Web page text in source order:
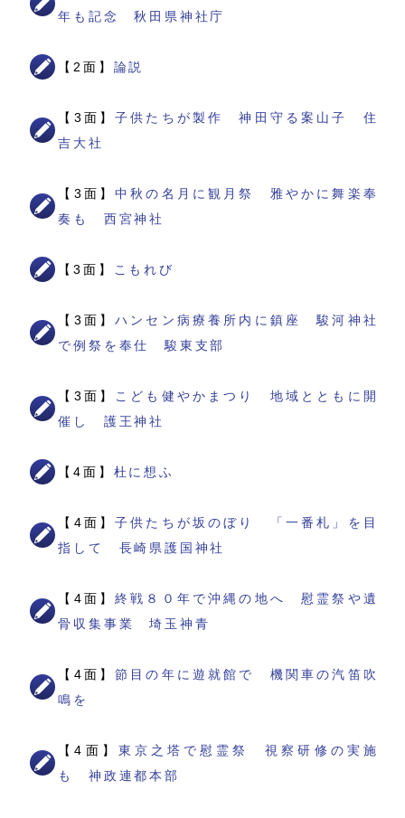
年も記念 秋田県神社庁
【2面】 論説
【3面】子供たちが製作 神田守る案山子 住
吉大社
【3面】中秋の名月に観月祭 雅やかに舞楽奉
奏も 西宮神社
【3面】 こもれび
【3面】ハンセン病療養所内に鎮座 駿河神社
で例祭を奉仕 駿東支部
【3面】
こども健やかまつり 地域とともに開
催し 護王神社
【4面】 杜に想ふ
【4面】子供たちが坂のぼり 「一番札」を目
指して 長崎県護国神社
【4面】終戦８０年で沖縄の地へ 慰霊祭や遺
骨収集事業 埼玉神青
【4面】節目の年に遊就館で 機関車の汽笛吹
鳴を
【4面】 東京之塔で慰霊祭 視察研修の実施
も 神政連都本部